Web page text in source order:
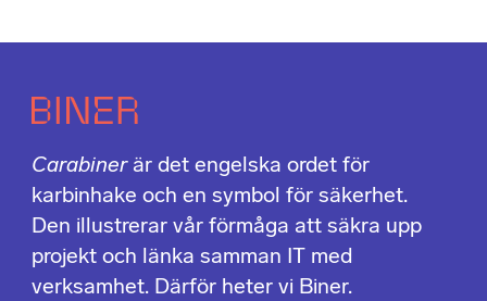
Carabinerär det engelska ordet för
karbinhake och en symbol för säkerhet.
Den illustrerar vår förmåga att säkra upp
projekt och länka samman IT med
verksamhet. Därför heter vi Biner.